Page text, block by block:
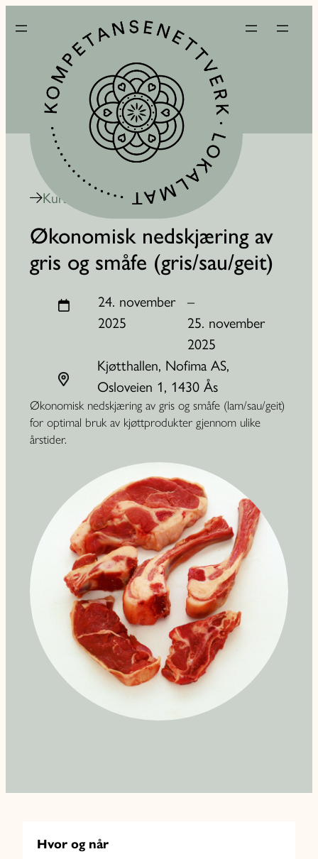
Kurskalender
Økonomisk nedskjæring av
gris og småfe (gris/sau/geit)
24. november
2025
–
25. november
2025
Kjøtthallen, Nofima AS,
Osloveien 1, 1430 Ås
Økonomisk nedskjæring av gris og småfe (lam/sau/geit)
for optimal bruk av kjøttprodukter gjennom ulike
årstider.
Hvor og når